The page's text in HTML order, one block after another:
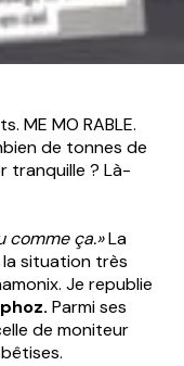
ME MO RABLE.
de tonnes de
tranquille ? Là-
comme ça.»La
la situation très
Je republie
Parmi ses
de moniteur